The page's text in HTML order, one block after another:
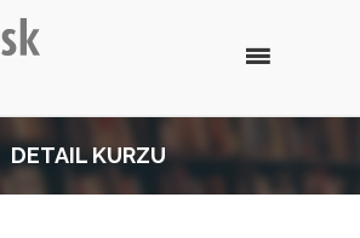
DETAIL KURZU